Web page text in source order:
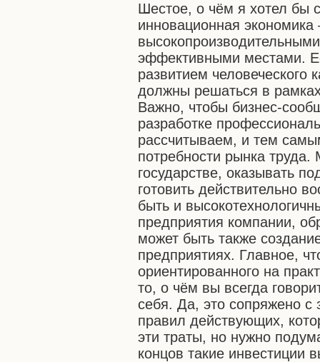
Шестое, о чём я хотел бы
инновационная экономика
эффективными местами.
развитием человеческого
должны решаться в рамках
Важно, чтобы бизнес-
разработке
рассчитываем, и тем
потребности рынка
государстве, оказывать
готовить действительно
быть и
предприятия компании,
может быть также
предприятиях. Главное,
ориентированного на
то, о чём вы всегда
себя. Да, это сопряжено с
правил действующих,
эти траты, но нужно
концов такие инвестиции